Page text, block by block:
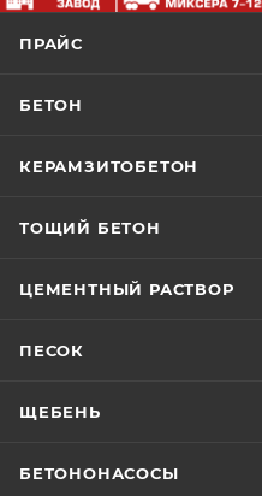
ПРАЙС
БЕТОН
КЕРАМЗИТОБЕТОН
ТОЩИЙ БЕТОН
ЦЕМЕНТНЫЙ РАСТВОР
ПЕСОК
ЩЕБЕНЬ
БЕТОНОНАСОСЫ